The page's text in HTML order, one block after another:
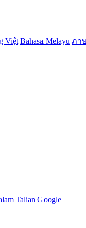
Việt Bahasa Melayu ภา
Talian Google